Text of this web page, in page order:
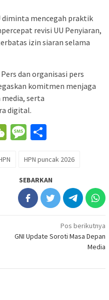
diminta mencegah praktik
revisi UU Penyiaran,
izin siaran selama
dan organisasi pers
komitmen menjaga
serta
digital.
WeChatMessage
HPN puncak 2026
SEBARKAN
Pos berikutnya
GNI Update Soroti Masa Depan
Media